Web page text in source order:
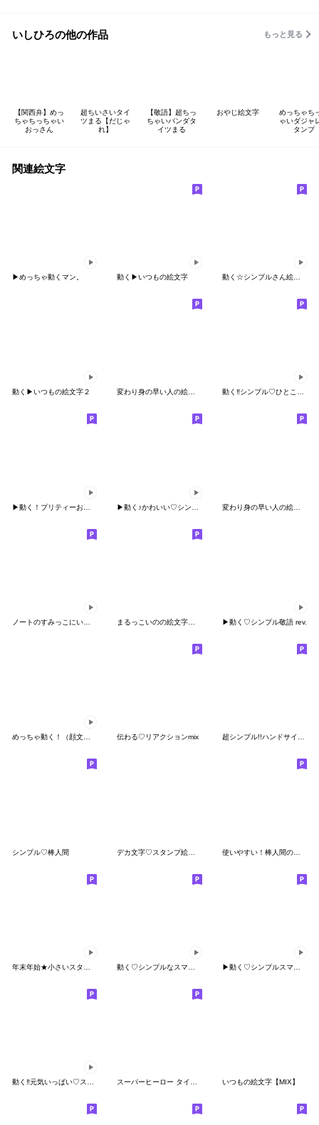
いしひろの他の作品 もっと見る
【関西弁】めっ
ちゃちっちゃい
おっさん
超ちいさいタイ
ツまる【だじゃ
れ】
【敬語】超ちっ
ちゃいパンダタ
イツまる
おやじ絵文字
めっちゃち
ゃいダジャ
タンプ
関連絵文字
▶︎めっちゃ動くマン。 動く▶︎いつもの絵文字 動く☆シンプルさん絵文字
動く▶︎いつもの絵文字２ 変わり身の早い人の絵文字③ 動く‼︎シンプル♡ひとこと絵文字
変わり身の早い人の絵文字②
▶︎動く♡シンプル敬語 rev.
めっちゃ動く！（顔文字）^o^（絵文字） 伝わる♡リアクションmix 超シンプル!!ハンドサイン☆記号の絵文字
シンプル♡棒人間 使いやすい！棒人間の絵文字
動く‼︎元気いっぱい♡スマイル絵文字 スーパーヒーロー タイツマンの 絵文字 いつもの絵文字【MIX】